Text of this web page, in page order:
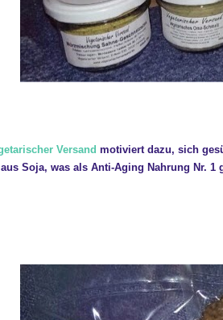
Versand motiviert dazu, sich
Soja, was als Anti-Aging Nahrung Nr. 1